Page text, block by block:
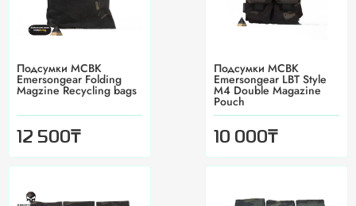
Подсумки MCBK
Emersongear Folding
Magzine Recycling bags
12 500₸
Подсумки MCBK
Emersongear LBT Style
M4 Double Magazine
Pouch
10 000₸